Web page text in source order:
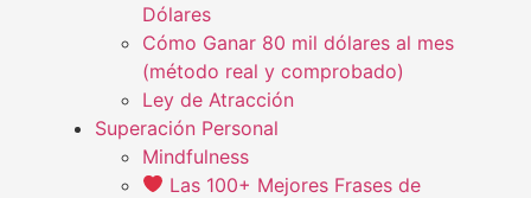
Dólares
Cómo Ganar 80 mil dólares al mes
(método real y comprobado)
Ley de Atracción
Superación Personal
Mindfulness
Las 100+ Mejores Frases de